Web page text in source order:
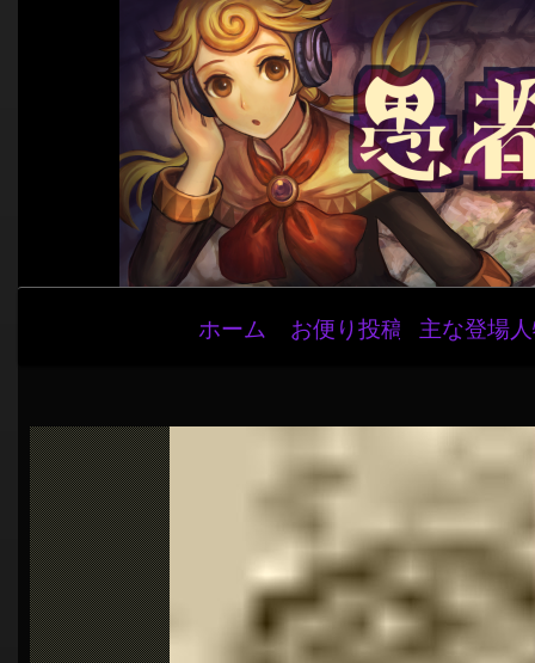
ビ
ゲ
ー
シ
ョ
ン
ホーム お便り投稿 主な登場